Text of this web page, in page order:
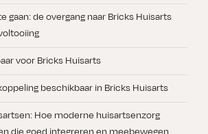
gaan: de overgang naar Bricks Huisarts
voor Bricks Huisarts
beschikbaar in Bricks Huisarts
Hoe moderne huisartsenzorg